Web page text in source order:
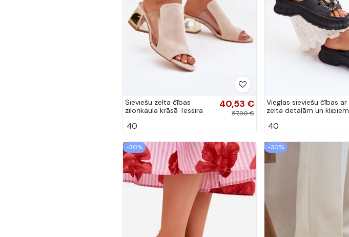
Sieviešu zelta čības
ziloņkaula krāsā Tessira
40,53 €
57,90 €
40
Vieglas sieviešu čības ar
zelta detaļām un klipiem
40
-30% -30%